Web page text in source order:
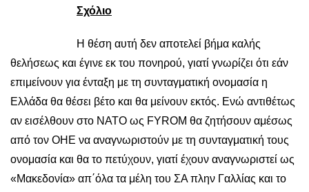
Σχόλιο
Η θέση αυτή δεν αποτελεί βήμα καλής
θελήσεως και έγινε εκ του πονηρού, γιατί γνωρίζει ότι εάν
επιμείνουν για ένταξη με τη συνταγματική ονομασία η
Ελλάδα θα θέσει βέτο και θα μείνουν εκτός. Ενώ αντιθέτως
αν εισέλθουν στο ΝΑΤΟ ως FYROM θα ζητήσουν αμέσως
από τον ΟΗΕ να αναγνωριστούν με τη συνταγματική τους
ονομασία και θα το πετύχουν, γιατί έχουν αναγνωριστεί ως
«Μακεδονία» απ΄όλα τα μέλη του ΣΑ πλην Γαλλίας και το